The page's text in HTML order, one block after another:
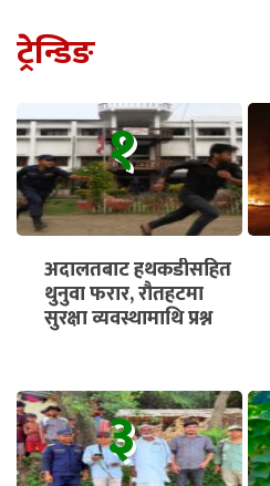
ट्रेन्डिङ
१
अदालतबाट हथकडीसहित
थुनुवा फरार, रौतहटमा
सुरक्षा व्यवस्थामाथि प्रश्न
३